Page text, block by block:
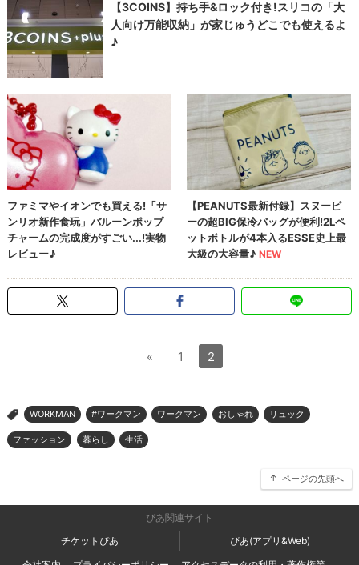
« 1 2
> WORKMAN #ワークマン ワークマン おしゃれ リュック
ファッション 暮らし 生活
ページの先頭へ
ぴあ関連サイト
チケットぴあ
ぴあ(アプリ&Web)